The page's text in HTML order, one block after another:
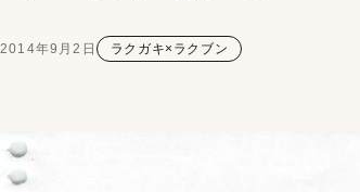
2014年9月2日 ラクガキ×ラクブン